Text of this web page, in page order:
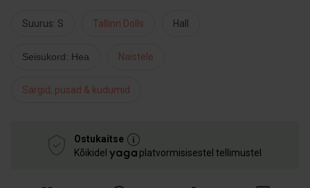
Suurus: S Tallinn Dolls Hall
Seisukord: Hea Naistele
Särgid, pusad & kudumid
Ostukaitse
Kõikidel
platvormisisestel tellimustel